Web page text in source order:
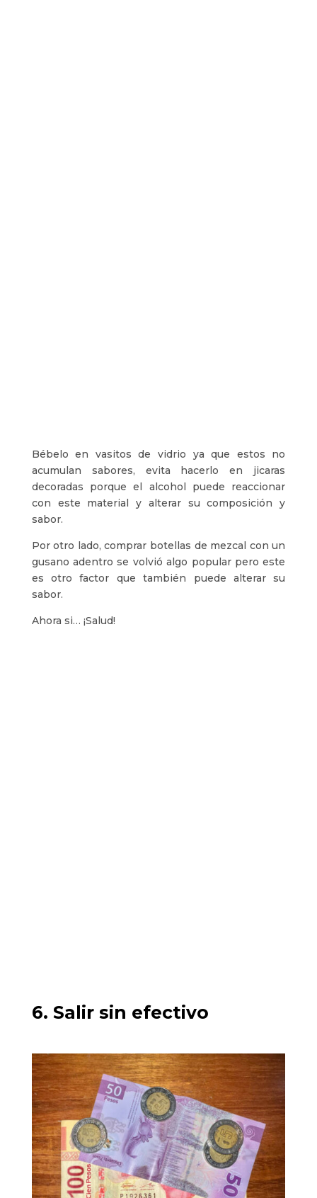
Bébelo en vasitos de vidrio ya que estos no
acumulan sabores, evita hacerlo en jicaras
decoradas porque el alcohol puede reaccionar
con este material y alterar su composición y
sabor.
Por otro lado, comprar botellas de mezcal con un
gusano adentro se volvió algo popular pero este
es otro factor que también puede alterar su
sabor.
Ahora si… ¡Salud!
6. Salir sin efectivo